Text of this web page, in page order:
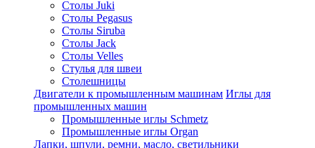
Столы Juki
Столы Pegasus
Столы Siruba
Столы Jack
Столы Velles
Стулья для швеи
Столешницы
Двигатели к промышленным машинам Иглы для
промышленных машин
Промышленные иглы Schmetz
Промышленные иглы Organ
Лапки, шпули, ремни, масло, светильники